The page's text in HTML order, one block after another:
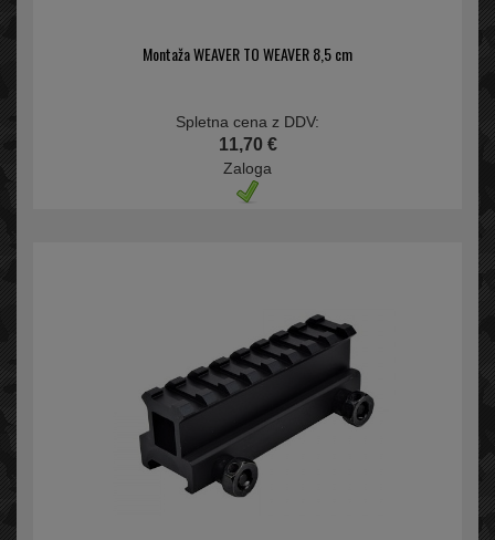
Montaža WEAVER TO WEAVER 8,5 cm
Spletna cena z DDV:
11,70 €
Zaloga